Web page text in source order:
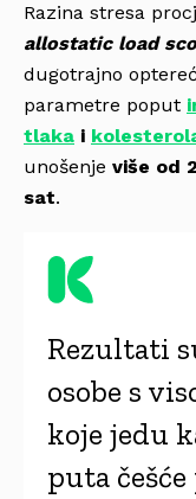
Razina stresa
allostatic load
dugotrajno
parametre poput
tlaka i
unošenje više od
sat.
Rezultati
osobe s
koje jedu
puta